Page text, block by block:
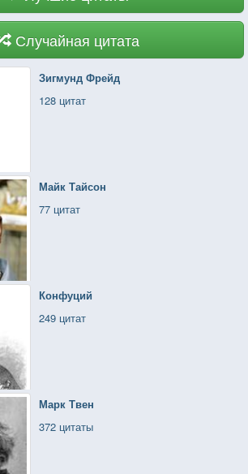
Случайная цитата
Зигмунд Фрейд
128 цитат
Майк Тайсон
77 цитат
Конфуций
249 цитат
Марк Твен
372 цитаты